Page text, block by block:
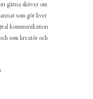
gärna skriver om
som gör livet
kommunikation
som kreatör och